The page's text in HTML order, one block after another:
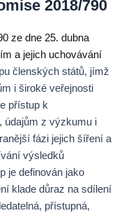
2018/790
ze dne 25. dubna
a jejich uchovávání
členských států, jímž
i široké veřejnosti
přístup k
údajům z výzkumu i
fázi jejich šíření a
výsledků
je definován jako
klade důraz na sdílení
přístupná,